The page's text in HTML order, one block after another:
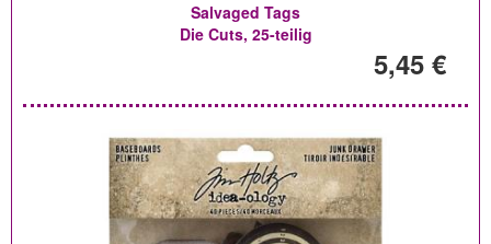
Salvaged Tags
Die Cuts, 25-teilig
5,45 €